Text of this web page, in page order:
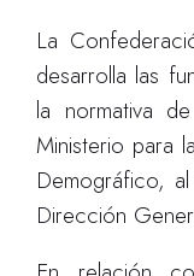
La
desarrolla las
la normativa
Ministerio para
Demográfico,
Dirección